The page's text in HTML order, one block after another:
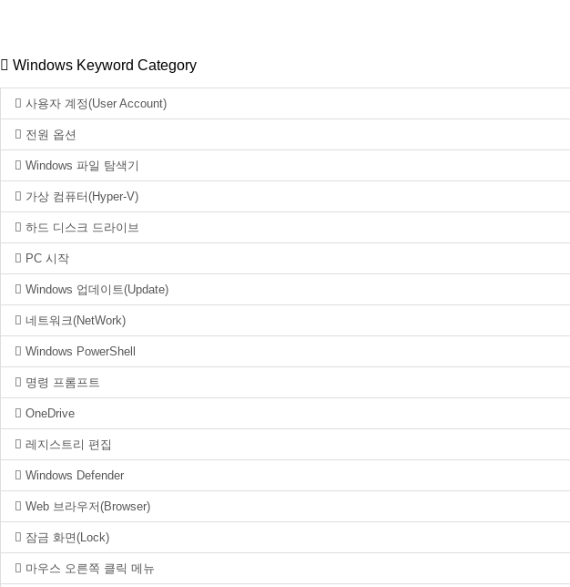
Windows Keyword Category
사용자 계정(User Account)
전원 옵션
Windows 파일 탐색기
가상 컴퓨터(Hyper-V)
하드 디스크 드라이브
PC 시작
Windows 업데이트(Update)
네트워크(NetWork)
Windows PowerShell
명령 프롬프트
OneDrive
레지스트리 편집
Windows Defender
Web 브라우저(Browser)
잠금 화면(Lock)
마우스 오른쪽 클릭 메뉴